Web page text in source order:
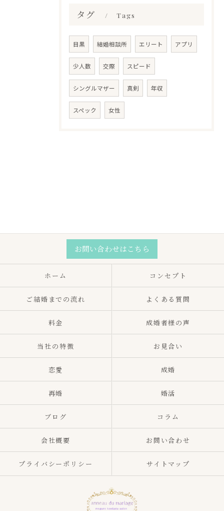
タグ Tags
目黒 結婚相談所 エリート アプリ
少人数 交際 スピード
シングルマザー 真剣 年収
スペック 女性
お問い合わせはこちら
ホーム コンセプト
ご結婚までの流れ よくある質問
料金 成婚者様の声
当社の特徴 お見合い
恋愛 成婚
再婚 婚活
ブログ コラム
会社概要 お問い合わせ
プライバシーポリシー サイトマップ